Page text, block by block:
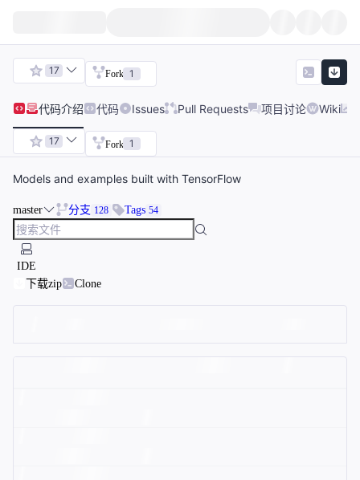
17 Fork 1
代码介绍 代码 Issues Pull Requests 项目讨论 Wiki
17 Fork 1
Models and examples built with TensorFlow
master 分支 128 Tags 54
IDE
下载zip
Clone